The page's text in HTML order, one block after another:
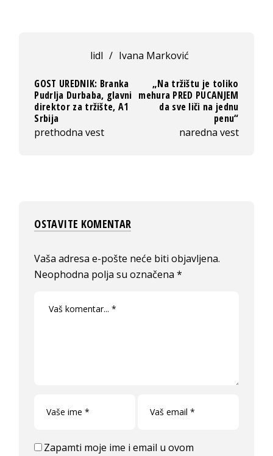
lidl / Ivana Marković
GOST UREDNIK: Branka
Pudrlja Durbaba, glavni
direktor za tržište, A1
Srbija
prethodna vest
„Na tržištu je toliko
mehura PRED PUCANJEM
da sve liči na jednu
penu“
naredna vest
OSTAVITE KOMENTAR
Vaša adresa e-pošte neće biti objavljena.
Neophodna polja su označena*
Zapamti moje ime i email u ovom